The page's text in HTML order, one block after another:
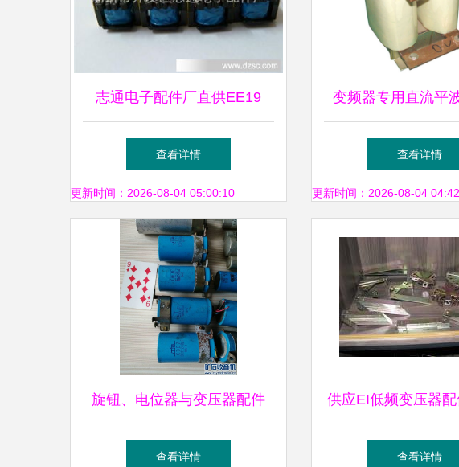
志通电子配件厂直供EE19
1600T变压器，品质与效率之
源
查看详情
更新时间：2026-08-04 05:00:10
变频器专用直流平
提升系统稳定性与电
关键变压器配
查看详情
更新时间：2026-08-04
旋钮、电位器与变压器配件
探索电子世界的精密元件
查看详情
供应EI低频变压器
脚 单七字脚、双
查看详情